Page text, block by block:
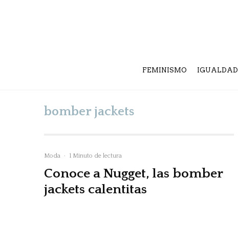
FEMINISMO IGUALDAD
bomber jackets
Moda · 1 Minuto de lectura
Conoce a Nugget, las bomber
jackets calentitas